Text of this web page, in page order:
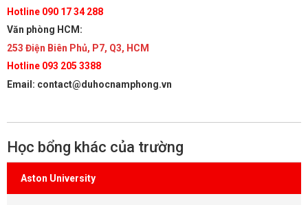
Hotline 090 17 34 288
Văn phòng HCM:
253 Điện Biên Phủ, P7, Q3, HCM
Hotline 093 205 3388
Email: contact@duhocnamphong.vn
Học bổng khác của trường
Aston University